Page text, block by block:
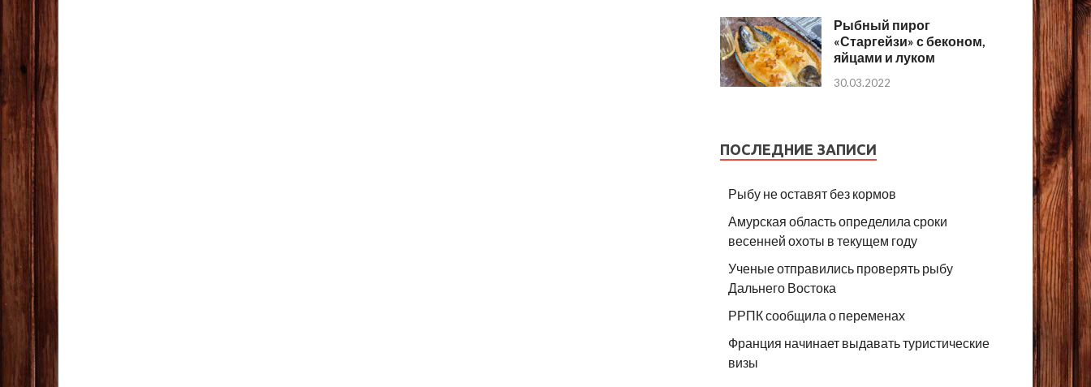
Рыбный пирог
«Старгейзи» с беконом,
яйцами и луком
30.03.2022
ПОСЛЕДНИЕ ЗАПИСИ
Рыбу не оставят без кормов
Амурская область определила сроки
весенней охоты в текущем году
Ученые отправились проверять рыбу
Дальнего Востока
РРПК сообщила о переменах
Франция начинает выдавать туристические
визы